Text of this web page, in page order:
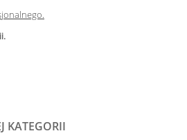
KATEGORII